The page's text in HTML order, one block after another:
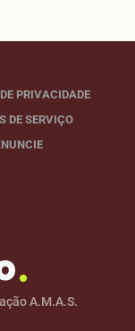
PRIVACIDADE
DE SERVIÇO
A.M.A.S.